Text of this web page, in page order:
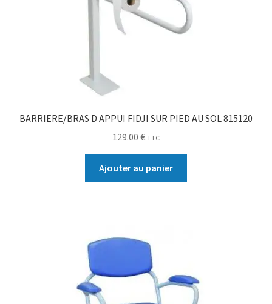
BARRIERE/BRAS D APPUI FIDJI SUR PIED AU SOL 815120
129.00 € TTC
Ajouter au panier